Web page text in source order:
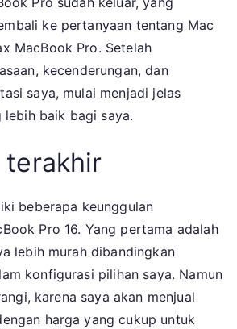
ke pertanyaan tentang Mac
MacBook Pro. Setelah
kecenderungan, dan
saya, mulai menjadi jelas
lebih baik bagi saya.
terakhir
beberapa keunggulan
Pro 16. Yang pertama adalah
lebih murah dibandingkan
konfigurasi pilihan saya. Namun
karena saya akan menjual
harga yang cukup untuk